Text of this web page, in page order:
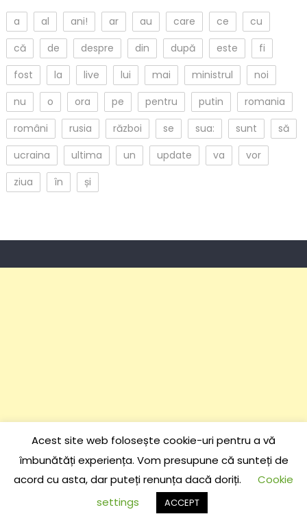
a al ani! ar au care ce
cu
că
de despre din după este
fi
fost
la live lui mai ministrul
noi
nu
o ora pe pentru putin
romania
români
rusia război se sua: sunt
să
ucraina
ultima un update va
vor
ziua
în și
Acest site web folosește cookie-uri pentru a vă
îmbunătăți experiența. Vom presupune că sunteți de
acord cu asta, dar puteți renunța dacă doriți.
Cookie
settings
ACCEPT